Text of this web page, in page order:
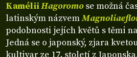
KaméliiHagoromo se možná
latinským názvem
podobnosti jejích květů s těmi
Jedná se o japonský, zjara